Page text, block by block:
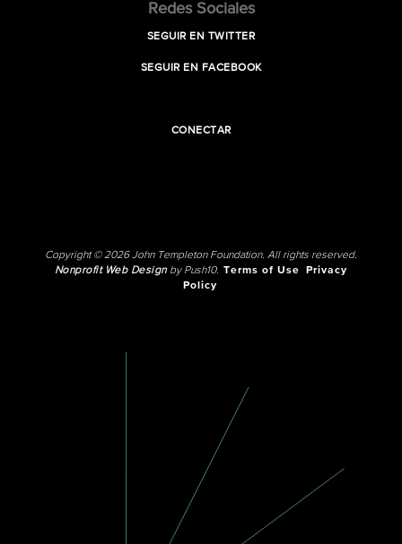
Redes Sociales
SEGUIR EN TWITTER
SEGUIR EN FACEBOOK
CONECTAR
Copyright © 2026 John Templeton Foundation. All rights reserved.
Nonprofit Web Designby Push10. Terms of Use
Privacy
Policy